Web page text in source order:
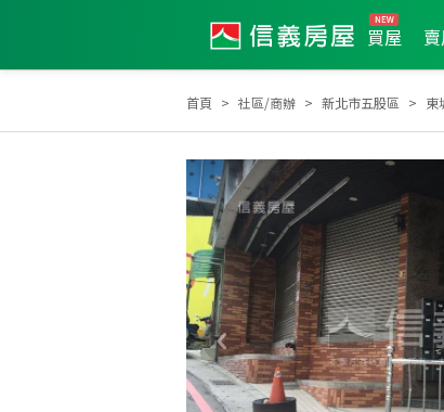
買屋
首頁 社區/商辦 新北市五股區 東
2008年新秀獎 2009年度服務品質獎